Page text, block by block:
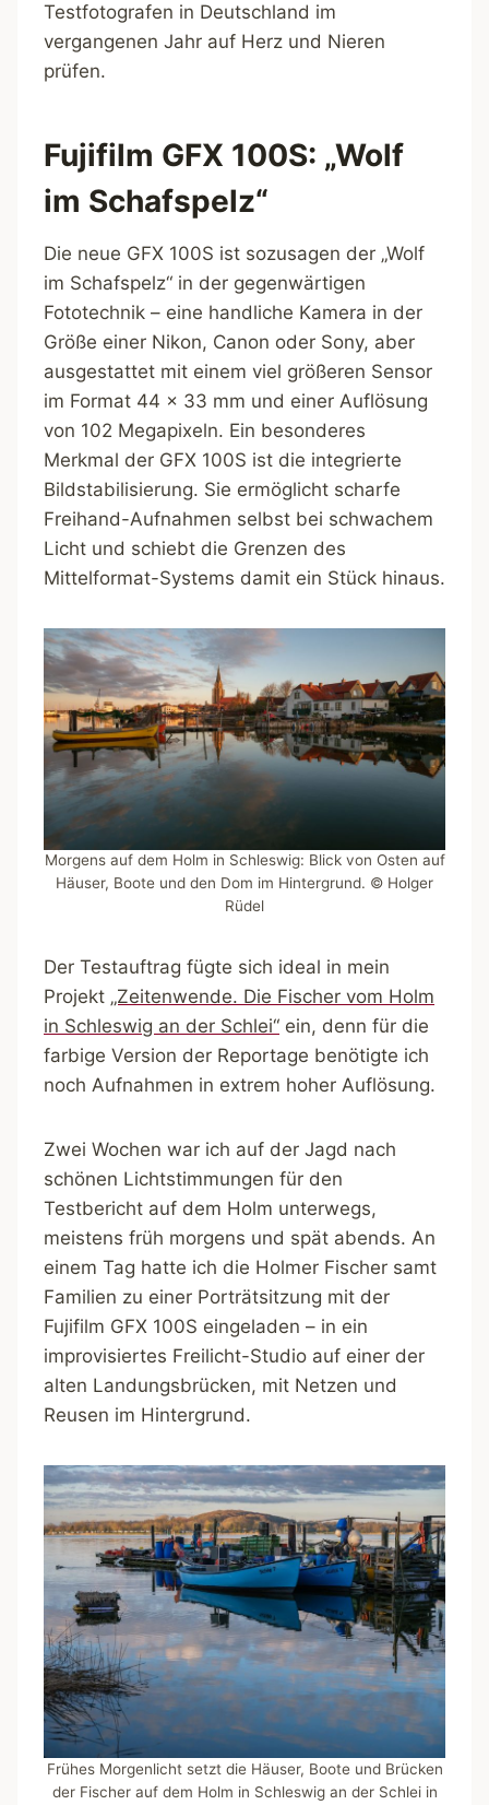
Testfotografen in Deutschland im
vergangenen Jahr auf Herz und Nieren
prüfen.
Fujifilm GFX 100S: „Wolf
im Schafspelz“
Die neue GFX 100S ist sozusagen der „Wolf
im Schafspelz“ in der gegenwärtigen
Fototechnik – eine handliche Kamera in der
Größe einer Nikon, Canon oder Sony, aber
ausgestattet mit einem viel größeren Sensor
im Format 44 x 33 mm und einer Auflösung
von 102 Megapixeln. Ein besonderes
Merkmal der GFX 100S ist die integrierte
Bildstabilisierung. Sie ermöglicht scharfe
Freihand-Aufnahmen selbst bei schwachem
Licht und schiebt die Grenzen des
Mittelformat-Systems damit ein Stück hinaus.
Morgens auf dem Holm in Schleswig: Blick von Osten auf
Häuser, Boote und den Dom im Hintergrund. © Holger
Rüdel
Der Testauftrag fügte sich ideal in mein
Projekt „Zeitenwende. Die Fischer vom Holm
in Schleswig an der Schlei“ ein, denn für die
farbige Version der Reportage benötigte ich
noch Aufnahmen in extrem hoher Auflösung.
Zwei Wochen war ich auf der Jagd nach
schönen Lichtstimmungen für den
Testbericht auf dem Holm unterwegs,
meistens früh morgens und spät abends. An
einem Tag hatte ich die Holmer Fischer samt
Familien zu einer Porträtsitzung mit der
Fujifilm GFX 100S eingeladen – in ein
improvisiertes Freilicht-Studio auf einer der
alten Landungsbrücken, mit Netzen und
Reusen im Hintergrund.
Frühes Morgenlicht setzt die Häuser, Boote und Brücken
der Fischer auf dem Holm in Schleswig an der Schlei in